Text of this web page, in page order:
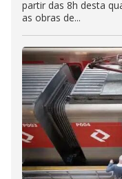
partir das 8h desta
as obras de...